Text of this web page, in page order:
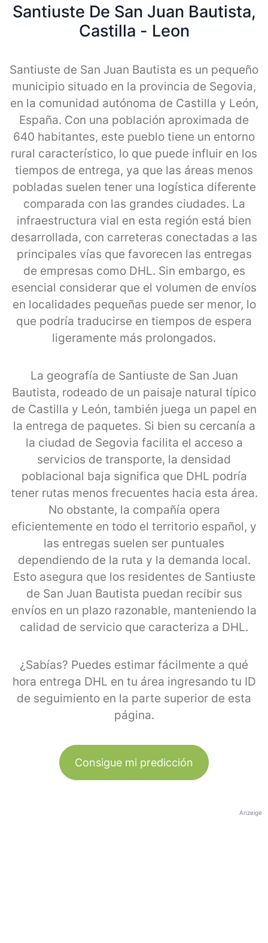
Santiuste De San Juan Bautista,
Castilla - Leon
Santiuste de San Juan Bautista es un pequeño
municipio situado en la provincia de Segovia,
en la comunidad autónoma de Castilla y León,
España. Con una población aproximada de
640 habitantes, este pueblo tiene un entorno
rural característico, lo que puede influir en los
tiempos de entrega, ya que las áreas menos
pobladas suelen tener una logística diferente
comparada con las grandes ciudades. La
infraestructura vial en esta región está bien
desarrollada, con carreteras conectadas a las
principales vías que favorecen las entregas
de empresas como DHL. Sin embargo, es
esencial considerar que el volumen de envíos
en localidades pequeñas puede ser menor, lo
que podría traducirse en tiempos de espera
ligeramente más prolongados.
La geografía de Santiuste de San Juan
Bautista, rodeado de un paisaje natural típico
de Castilla y León, también juega un papel en
la entrega de paquetes. Si bien su cercanía a
la ciudad de Segovia facilita el acceso a
servicios de transporte, la densidad
poblacional baja significa que DHL podría
tener rutas menos frecuentes hacia esta área.
No obstante, la compañía opera
eficientemente en todo el territorio español, y
las entregas suelen ser puntuales
dependiendo de la ruta y la demanda local.
Esto asegura que los residentes de Santiuste
de San Juan Bautista puedan recibir sus
envíos en un plazo razonable, manteniendo la
calidad de servicio que caracteriza a DHL.
¿Sabías? Puedes estimar fácilmente a qué
hora entrega DHL en tu área ingresando tu ID
de seguimiento en la parte superior de esta
página.
Consigue mi predicción
Anzeige